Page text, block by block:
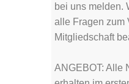
bei uns melden.
alle Fragen zum
Mitgliedschaft
ANGEBOT: Alle